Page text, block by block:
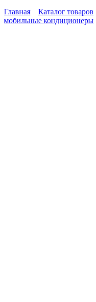
Главная
Каталог товаров
мобильные кондиционеры